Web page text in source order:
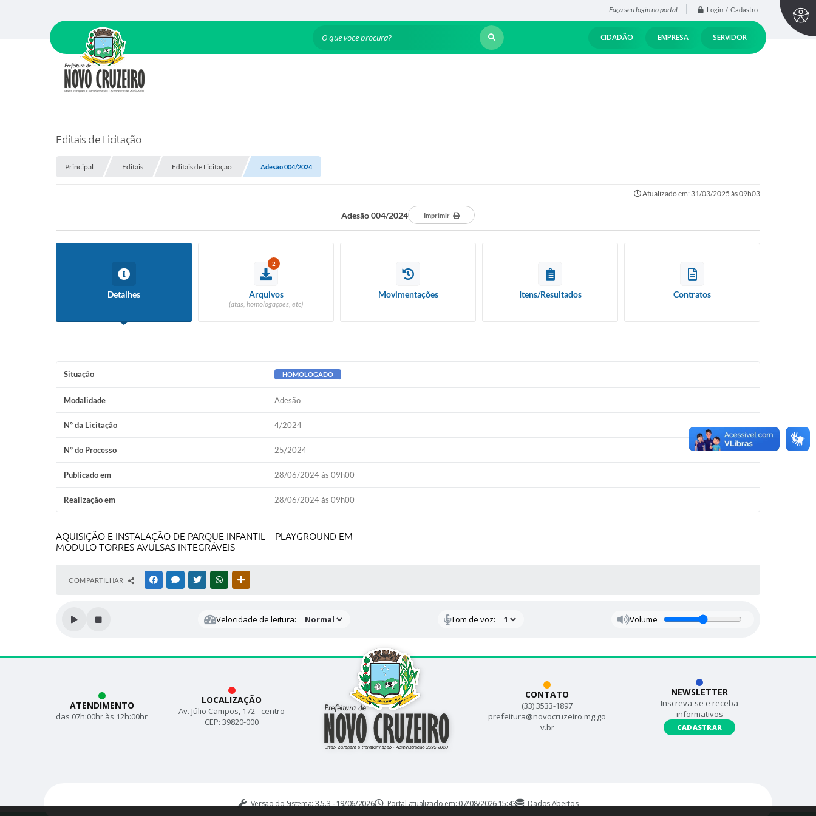
Faça seu login no portal Login / Cadastro
O que voce procura? CIDADÃO EMPRESA SERVIDOR
Editais de Licitação
Principal Editais Editais de Licitação Adesão 004/2024
Atualizado em: 31/03/2025 às 09h03
Adesão 004/2024 Imprimir
Detalhes
2
Arquivos
(atas, homologações, etc)
Movimentações Itens/Resultados Contratos
Situação HOMOLOGADO
Modalidade Adesão
Nº da Licitação 4/2024
Nº do Processo 25/2024
Publicado em 28/06/2024 às 09h00
Realização em 28/06/2024 às 09h00
AQUISIÇÃO E INSTALAÇÃO DE PARQUE INFANTIL – PLAYGROUND EM
MODULO TORRES AVULSAS INTEGRÁVEIS
COMPARTILHAR FACEBOOKMESSENGER
TWITTERWHATSAPP
Velocidade de leitura: Tom de voz: Volume
LOCALIZAÇÃO
Av. Júlio Campos, 172 - centro
CEP: 39820-000
CONTATO
(33) 3533-1897
prefeitura@novocruzeiro.mg.go
v.br
ATENDIMENTO
das 07h:00hr às 12h:00hr
NEWSLETTER
Inscreva-se e receba
informativos
CADASTRAR
Versão do Sistema:3.5.3 - 19/06/2026 Portal atualizado em:07/08/2026 15:43 Dados Abertos